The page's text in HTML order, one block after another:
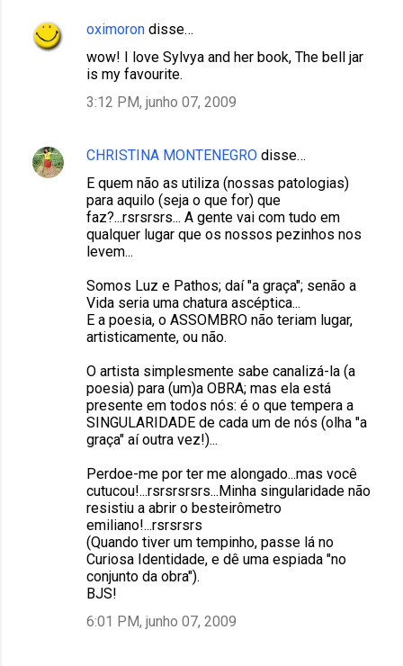
oximoron disse…
wow! I love Sylvya and her book, The bell jar
is my favourite.
3:12 PM, junho 07, 2009
CHRISTINA MONTENEGRO disse…
E quem não as utiliza (nossas patologias)
para aquilo (seja o que for) que
faz?...rsrsrsrs... A gente vai com tudo em
qualquer lugar que os nossos pezinhos nos
levem...
Somos Luz e Pathos; daí "a graça"; senão a
Vida seria uma chatura ascéptica...
E a poesia, o ASSOMBRO não teriam lugar,
artisticamente, ou não.
O artista simplesmente sabe canalizá-la (a
poesia) para (um)a OBRA; mas ela está
presente em todos nós: é o que tempera a
SINGULARIDADE de cada um de nós (olha "a
graça" aí outra vez!)...
Perdoe-me por ter me alongado...mas você
cutucou!...rsrsrsrsrs...Minha singularidade não
resistiu a abrir o besteirômetro
emiliano!...rsrsrsrs
(Quando tiver um tempinho, passe lá no
Curiosa Identidade, e dê uma espiada "no
conjunto da obra").
BJS!
6:01 PM, junho 07, 2009